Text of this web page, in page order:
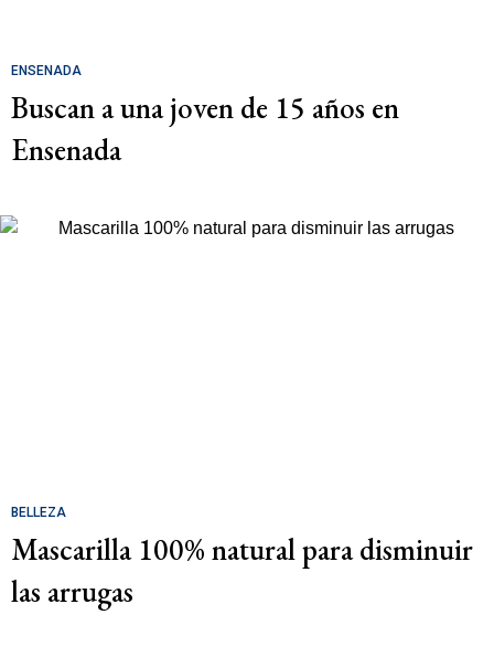
ENSENADA
Buscan a una joven de 15 años en
Ensenada
BELLEZA
Mascarilla 100% natural para disminuir
las arrugas